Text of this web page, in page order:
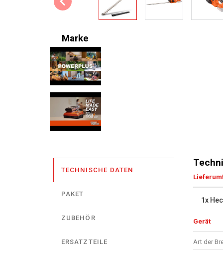
Marke
TECHNISCHE DATEN
PAKET
ZUBEHÖR
ERSATZTEILE
1x
Gerät
Art der